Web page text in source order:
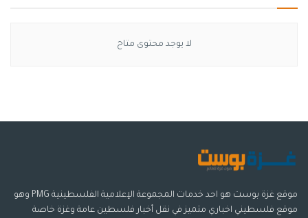
لا يوجد محتوى متاح
موقع غزة بوست هو احد خدمات المجموعة الإعلامية الفلسطينية PMG وهو
موقع فلسطيني اخباري متميز في نقل أخبار فلسطين عامة وغزة خاصة